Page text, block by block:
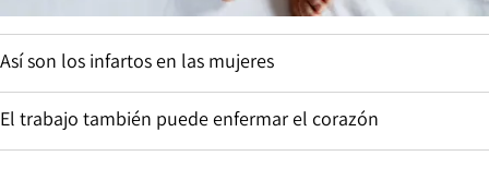
Así son los infartos en las mujeres
El trabajo también puede enfermar el corazón